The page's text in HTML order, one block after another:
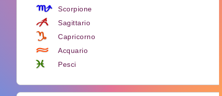
Scorpione
Sagittario
Capricorno
Acquario
Pesci